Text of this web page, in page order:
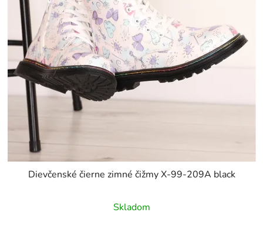
Dievčenské čierne zimné čižmy X-99-209A black
Skladom